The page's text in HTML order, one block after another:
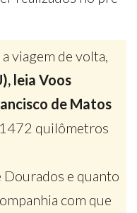
viagem de volta,
leia Voos
de Matos
quilômetros
Dourados e quanto
com que